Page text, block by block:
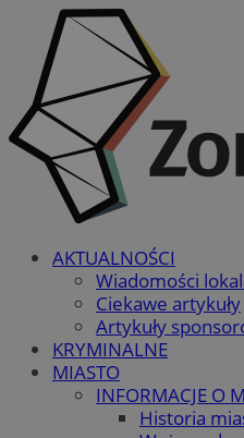
AKTUALNOŚCI
Wiadomości
Ciekawe artykuły
Artykuły
KRYMINALNE
MIASTO
INFORMACJE O
Historia